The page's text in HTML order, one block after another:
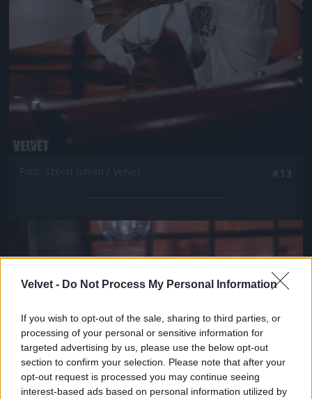
Velvet - Do Not Process My Personal Information
If you wish to opt-out of the sale, sharing to third parties, or
processing of your personal or sensitive information for
targeted advertising by us, please use the below opt-out
section to confirm your selection. Please note that after your
opt-out request is processed you may continue seeing
interest-based ads based on personal information utilized by
Jön még kép!